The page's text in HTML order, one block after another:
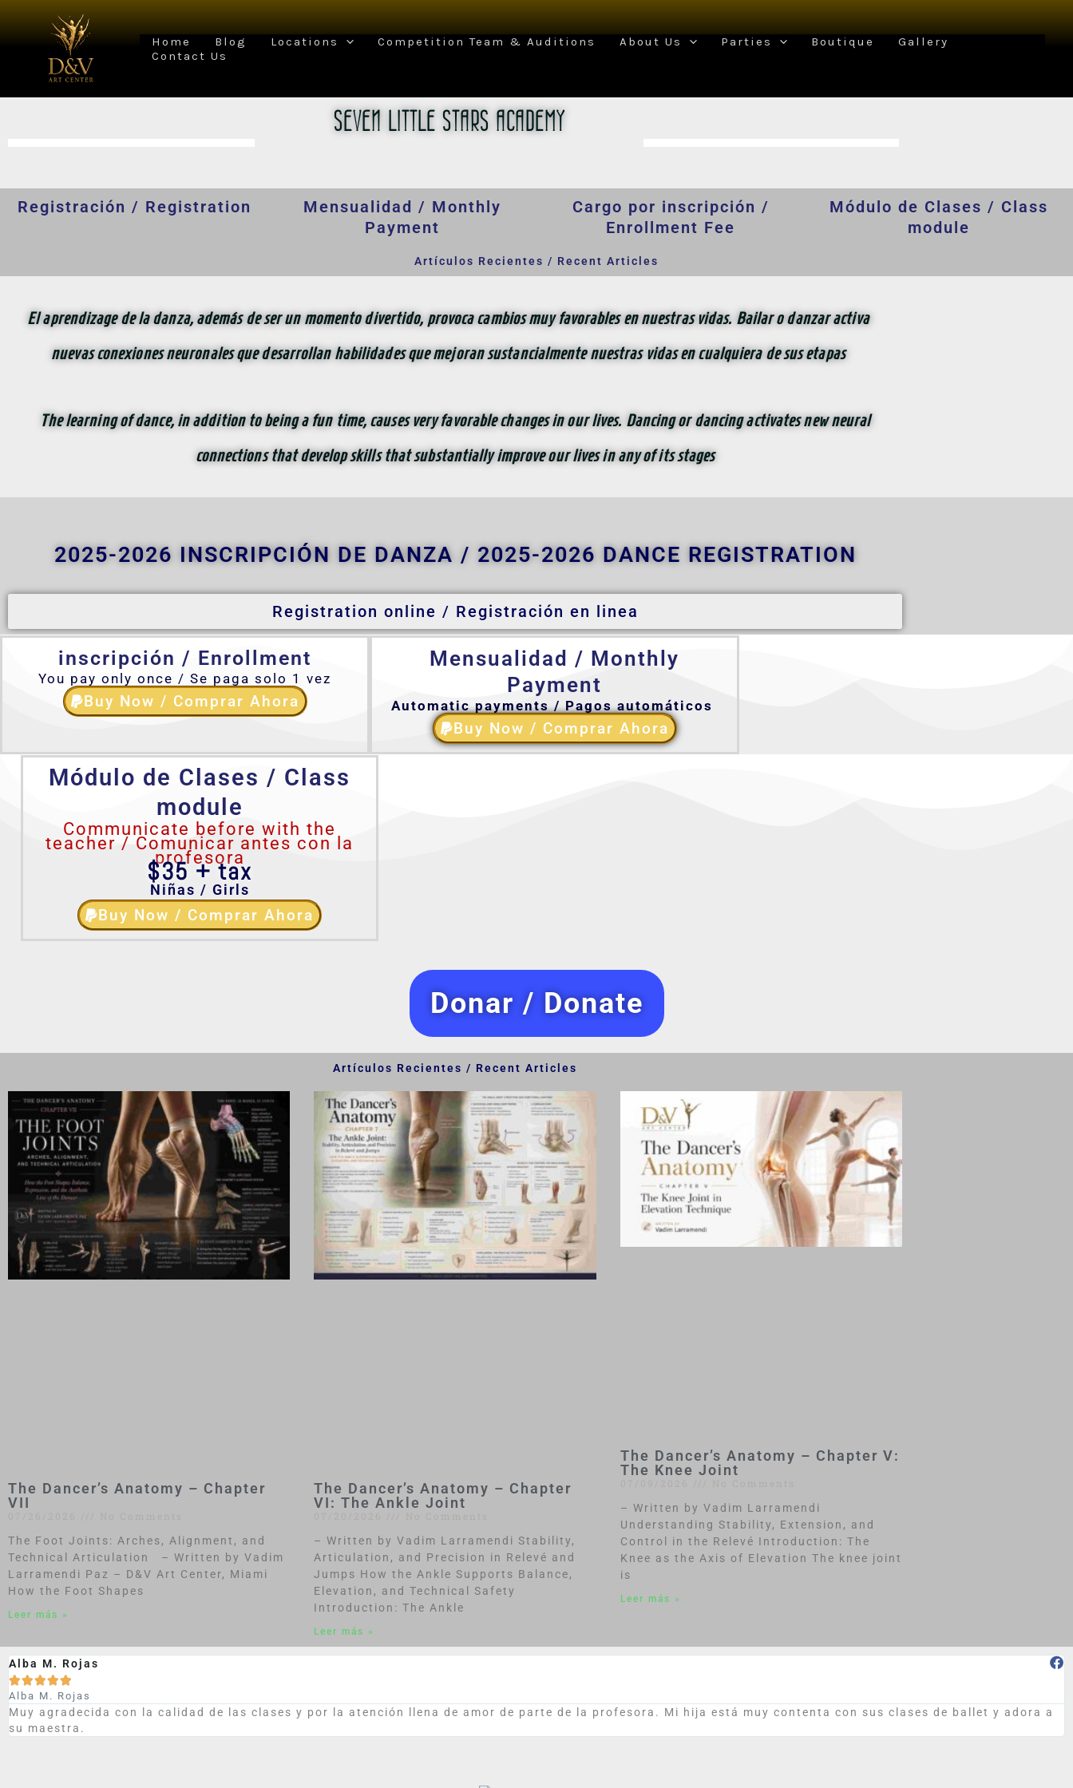
content
Home Blog Locations Competition Team & Auditions About Us Parties Boutique
Gallery
Contact Us
SEVEN LITTLE STARS ACADEMY
Registración / Registration
Mensualidad / Monthly
Payment
Cargo por inscripción /
Enrollment Fee
Módulo de Clases / Class
module
Artículos Recientes / Recent Articles
El aprendizage de la danza, además de ser un momento divertido, provoca cambios muy favorables en nuestras vidas. Bailar o danzar activa
nuevas conexiones neuronales que desarrollan habilidades que mejoran sustancialmente nuestras vidas en cualquiera de sus etapas
The learning of dance, in addition to being a fun time, causes very favorable changes in our lives. Dancing or dancing activates new neural
connections that develop skills that substantially improve our lives in any of its stages
2025-2026 INSCRIPCIÓN DE DANZA / 2025-2026 DANCE REGISTRATION
Registration online / Registración en linea
inscripción / Enrollment
You pay only once / Se paga solo 1 vez
Buy Now / Comprar Ahora
Mensualidad / Monthly
Payment
Automatic payments / Pagos automáticos
Buy Now / Comprar Ahora
Módulo de Clases / Class
module
Communicate before with the
teacher / Comunicar antes con la
profesora
$35 + tax
Niñas / Girls
Buy Now / Comprar Ahora
Donar / Donate
Artículos Recientes / Recent Articles
The Dancer’s Anatomy – Chapter
VII
The Foot Joints: Arches, Alignment, and
Technical Articulation – Written by Vadim
Larramendi Paz – D&V Art Center, Miami
How the Foot Shapes
Leer más »
The Dancer’s Anatomy – Chapter
VI: The Ankle Joint
– Written by Vadim Larramendi Stability,
Articulation, and Precision in Relevé and
Jumps How the Ankle Supports Balance,
Elevation, and Technical Safety
Introduction: The Ankle
Leer más »
The Dancer’s Anatomy – Chapter V:
The Knee Joint
– Written by Vadim Larramendi
Understanding Stability, Extension, and
Control in the Relevé Introduction: The
Knee as the Axis of Elevation The knee joint
is
Leer más »
Alba M. Rojas

Alba M. Rojas
Muy agradecida con la calidad de las clases y por la atención llena de amor de parte de la profesora. Mi hija está muy contenta con sus clases de ballet y adora a
su maestra.